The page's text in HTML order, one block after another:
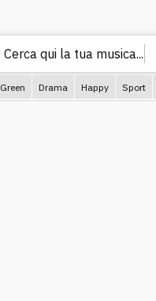
Cerca qui la tua mus
Green Drama Happy Sport